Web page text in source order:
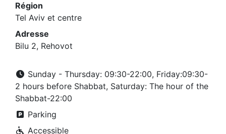
Région
Tel Aviv et centre
Adresse
Bilu 2, Rehovot
Sunday - Thursday: 09:30-22:00, Friday:09:30-
2 hours before Shabbat, Saturday: The hour of the
Shabbat-22:00
Parking
Accessible